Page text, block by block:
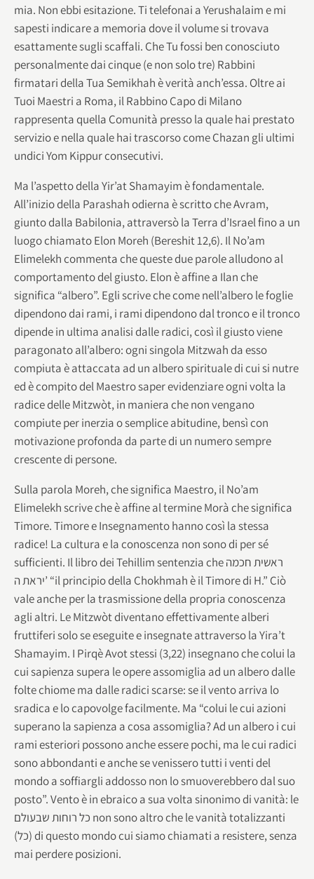
mia. Non ebbi esitazione. Ti telefonai a Yerushalaim e mi
sapesti indicare a memoria dove il volume si trovava
esattamente sugli scaffali. Che Tu fossi ben conosciuto
personalmente dai cinque (e non solo tre) Rabbini
firmatari della Tua Semikhah è verità anch’essa. Oltre ai
Tuoi Maestri a Roma, il Rabbino Capo di Milano
rappresenta quella Comunità presso la quale hai prestato
servizio e nella quale hai trascorso come Chazan gli ultimi
undici Yom Kippur consecutivi.
Ma l’aspetto della Yir’at Shamayim è fondamentale.
All’inizio della Parashah odierna è scritto che Avram,
giunto dalla Babilonia, attraversò la Terra d’Israel fino a un
luogo chiamato Elon Moreh (Bereshit 12,6). Il No’am
Elimelekh commenta che queste due parole alludono al
comportamento del giusto. Elon è affine a Ilan che
significa “albero”. Egli scrive che come nell’albero le foglie
dipendono dai rami, i rami dipendono dal tronco e il tronco
dipende in ultima analisi dalle radici, così il giusto viene
paragonato all’albero: ogni singola Mitzwah da esso
compiuta è attaccata ad un albero spirituale di cui si nutre
ed è compito del Maestro saper evidenziare ogni volta la
radice delle Mitzwòt, in maniera che non vengano
compiute per inerzia o semplice abitudine, bensì con
motivazione profonda da parte di un numero sempre
crescente di persone.
Sulla parola Moreh, che significa Maestro, il No’am
Elimelekh scrive che è affine al termine Morà che significa
Timore. Timore e Insegnamento hanno così la stessa
radice! La cultura e la conoscenza non sono di per sé
sufficienti. Il libro dei Tehillim sentenzia che ראשית חכמה
יראת ה’ “il principio della Chokhmah è il Timore di H.” Ciò
vale anche per la trasmissione della propria conoscenza
agli altri. Le Mitzwòt diventano effettivamente alberi
fruttiferi solo se eseguite e insegnate attraverso la Yira’t
Shamayim. I Pirqè Avot stessi (3,22) insegnano che colui la
cui sapienza supera le opere assomiglia ad un albero dalle
folte chiome ma dalle radici scarse: se il vento arriva lo
sradica e lo capovolge facilmente. Ma “colui le cui azioni
superano la sapienza a cosa assomiglia? Ad un albero i cui
rami esteriori possono anche essere pochi, ma le cui radici
sono abbondanti e anche se venissero tutti i venti del
mondo a soffiargli addosso non lo smuoverebbero dal suo
posto”. Vento è in ebraico a sua volta sinonimo di vanità: le
כל רוחות שבעולם non sono altro che le vanità totalizzanti
(כל) di questo mondo cui siamo chiamati a resistere, senza
mai perdere posizioni.